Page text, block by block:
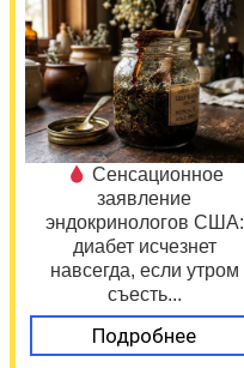
Сенсационное
заявление
эндокринологов США:
диабет исчезнет
навсегда, если утром
съесть...
Подробнее